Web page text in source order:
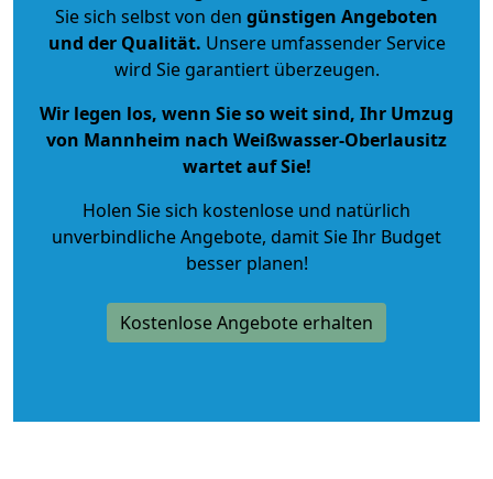
Sie sich selbst von den günstigen Angeboten
und der Qualität. Unsere umfassender Service
wird Sie garantiert überzeugen.
Wir legen los, wenn Sie so weit sind, Ihr Umzug
von Mannheim nach Weißwasser-Oberlausitz
wartet auf Sie!
Holen Sie sich kostenlose und natürlich
unverbindliche Angebote, damit Sie Ihr Budget
besser planen!
Kostenlose Angebote erhalten